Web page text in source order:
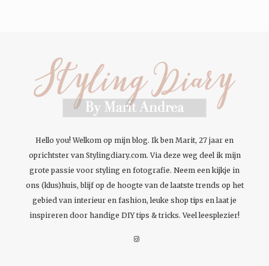
Hello you! Welkom op mijn blog. Ik ben Marit, 27 jaar en
oprichtster van Stylingdiary.com. Via deze weg deel ik mijn
grote passie voor styling en fotografie. Neem een kijkje in
ons (klus)huis, blijf op de hoogte van de laatste trends op het
gebied van interieur en fashion, leuke shop tips en laat je
inspireren door handige DIY tips & tricks. Veel leesplezier!